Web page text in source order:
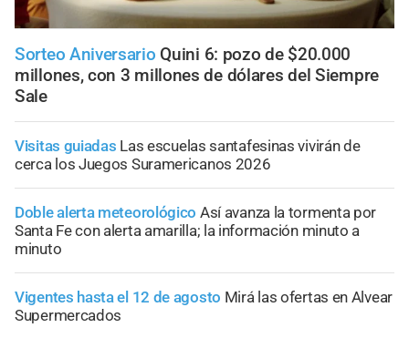
Sorteo Aniversario Quini 6: pozo de $20.000
millones, con 3 millones de dólares del Siempre
Sale
Visitas guiadas Las escuelas santafesinas vivirán de
cerca los Juegos Suramericanos 2026
Doble alerta meteorológico Así avanza la tormenta por
Santa Fe con alerta amarilla; la información minuto a
minuto
Vigentes hasta el 12 de agosto Mirá las ofertas en Alvear
Supermercados